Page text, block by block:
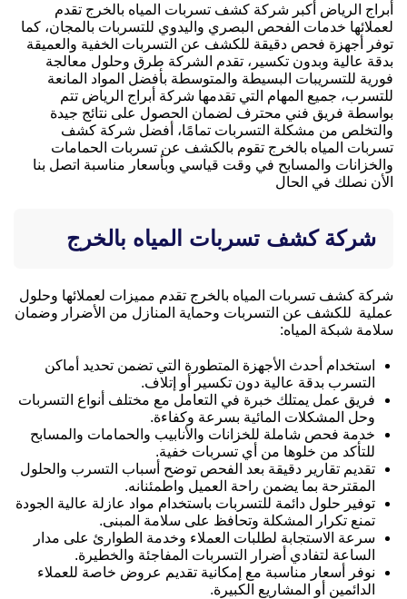
أبراج الرياض أكبر شركة كشف تسربات المياه بالخرج تقدم
لعملائها خدمات الفحص البصري واليدوي للتسربات بالمجان، كما
توفر أجهزة فحص دقيقة للكشف عن التسربات الخفية والعميقة
بدقة عالية وبدون تكسير، تقدم الشركة طرق وحلول معالجة
فورية للتسريبات البسيطة والمتوسطة بأفضل المواد المانعة
للتسرب، جميع المهام التي تقدمها شركة أبراج الرياض تتم
بواسطة فريق فني محترف لضمان الحصول على نتائج جيدة
والتخلص من مشكلة التسربات تمامًا، أفضل شركة كشف
تسربات المياه بالخرج تقوم بالكشف عن تسربات الحمامات
والخزانات والمسابح في وقت قياسي وبأسعار مناسبة اتصل بنا
الأن نصلك في الحال
شركة كشف تسربات المياه بالخرج
شركة كشف تسربات المياه بالخرج تقدم مميزات لعملائها وحلول
عملية للكشف عن التسربات وحماية المنازل من الأضرار وضمان
سلامة شبكة المياه:
استخدام أحدث الأجهزة المتطورة التي تضمن تحديد أماكن
التسرب بدقة عالية دون تكسير أو إتلاف.
فريق عمل يمتلك خبرة في التعامل مع مختلف أنواع التسربات
وحل المشكلات المائية بسرعة وكفاءة.
خدمة فحص شاملة للخزانات والأنابيب والحمامات والمسابح
للتأكد من خلوها من أي تسربات خفية.
تقديم تقارير دقيقة بعد الفحص توضح أسباب التسرب والحلول
المقترحة بما يضمن راحة العميل واطمئنانه.
توفير حلول دائمة للتسربات باستخدام مواد عازلة عالية الجودة
تمنع تكرار المشكلة وتحافظ على سلامة المبنى.
سرعة الاستجابة لطلبات العملاء وخدمة الطوارئ على مدار
الساعة لتفادي أضرار التسربات المفاجئة والخطيرة.
نوفر أسعار مناسبة مع إمكانية تقديم عروض خاصة للعملاء
الدائمين أو المشاريع الكبيرة.